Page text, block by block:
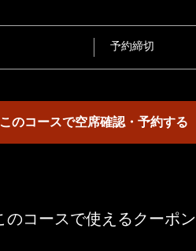
予約締切
このコースで空席確認・予約する
のコースで使えるクーポン